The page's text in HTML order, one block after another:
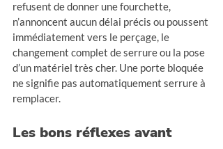
refusent de donner une fourchette,
n’annoncent aucun délai précis ou poussent
immédiatement vers le perçage, le
changement complet de serrure ou la pose
d’un matériel très cher. Une porte bloquée
ne signifie pas automatiquement serrure à
remplacer.
Les bons réflexes avant